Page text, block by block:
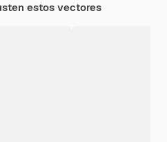
estos vectores